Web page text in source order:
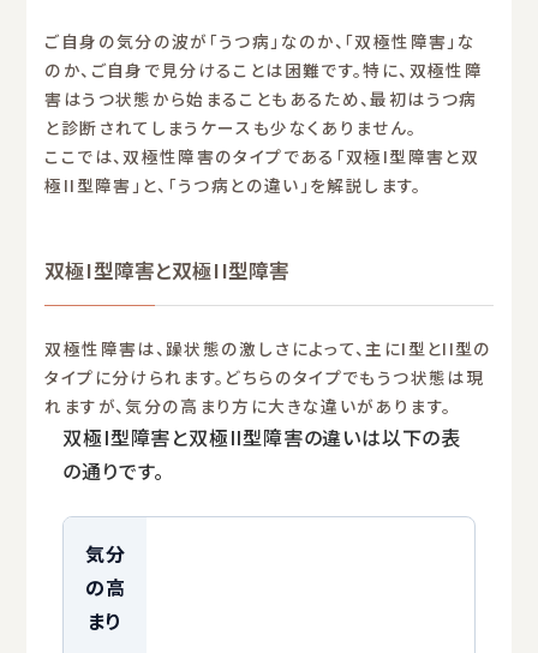
ご自身の気分の波が「うつ病」なのか、「双極性障害」な
のか、ご自身で見分けることは困難です。特に、双極性障
害はうつ状態から始まることもあるため、最初はうつ病
と診断されてしまうケースも少なくありません。
ここでは、双極性障害のタイプである「双極I型障害と双
極II型障害」と、「うつ病との違い」を解説します。
双極I型障害と双極II型障害
双極性障害は、躁状態の激しさによって、主にI型とII型の
タイプに分けられます。どちらのタイプでもうつ状態は現
れますが、気分の高まり方に大きな違いがあります。
双極I型障害と双極II型障害の違いは以下の表
の通りです。
気分
の高
まり